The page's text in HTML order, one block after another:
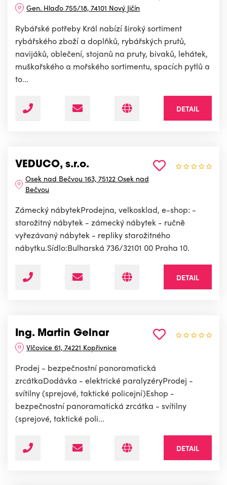
Gen. Hlaďo 755/18, 74101 Nový Jičín
Rybářské potřeby Král nabízí široký sortiment
rybářského zboží a doplňků, rybářských prutů,
navijáků, oblečení, stojanů na pruty, bivaků, lehátek,
muškařského a mořského sortimentu, spacích pytlů a
to...
DETAIL
VEDUCO, s.r.o.
Osek nad Bečvou 163, 75122 Osek nad
Bečvou
Zámecký nábytekProdejna, velkosklad, e-shop: -
starožitný nábytek - zámecký nábytek - ručně
vyřezávaný nábytek - repliky starožitného
nábytku.Sídlo:Bulharská 736/32101 00 Praha 10.
DETAIL
Ing. Martin Gelnar
Vlčovice 61, 74221 Kopřivnice
Prodej - bezpečnostní panoramatická
zrcátkaDodávka - elektrické paralyzéryProdej -
svítilny (sprejové, taktické policejní)Eshop -
bezpečnostní panoramatická zrcátka - svítilny
(sprejové, taktické poli...
DETAIL